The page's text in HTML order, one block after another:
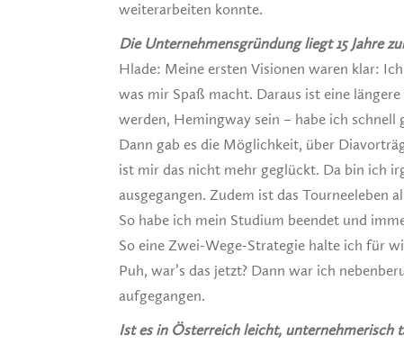
weiterarbeiten konnte.
Die Unternehmensgründung liegt 15 Jahre
Hlade: Meine ersten Visionen waren klar:
was mir Spaß macht. Daraus ist eine
werden, Hemingway sein – habe ich
Dann gab es die Möglichkeit, über
ist mir das nicht mehr geglückt. Da bin ich
ausgegangen. Zudem ist das Tourneeleben
So habe ich mein Studium beendet und
So eine Zwei-Wege-Strategie halte ich für
Puh, war’s das jetzt? Dann war ich
aufgegangen.
Ist es in Österreich leicht, unternehmerisch